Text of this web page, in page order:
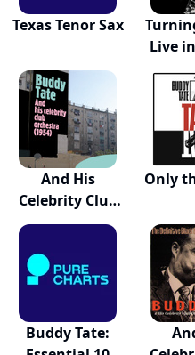
Texas Tenor Sax
Live
And His
Celebrity Club
Orches...
Only
Buddy Tate: